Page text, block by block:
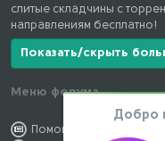
слитые складчины с
направлениям бесплатно!
Показать/скрыть
Меню форума
Помощь по форуму
Добро